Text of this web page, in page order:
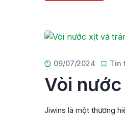
09/07/2024 Tin
Vòi
Jiwins là một thương